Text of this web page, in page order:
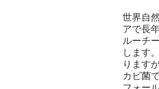
世界自
アで長
ルーチ
します
ります
カビ菌